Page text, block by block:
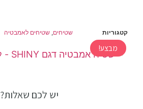
קטגוריות שטיחים, שטיחים לאמבטיה
מבצע!
יש לכם שאלות?